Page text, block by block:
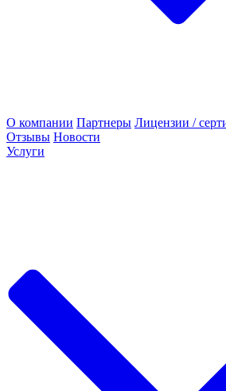
О компании Партнеры Лицензии /
Отзывы Новости
Услуги